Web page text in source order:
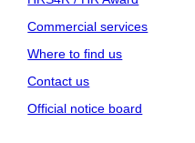
Commercial services
Where to find us
Contact us
Official notice board